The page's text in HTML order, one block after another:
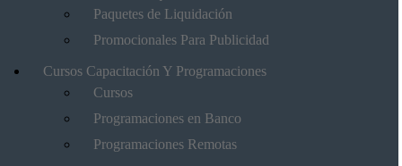
Paquetes de Liquidación
Promocionales Para Publicidad
Cursos Capacitación Y Programaciones
Cursos
Programaciones en Banco
Programaciones Remotas